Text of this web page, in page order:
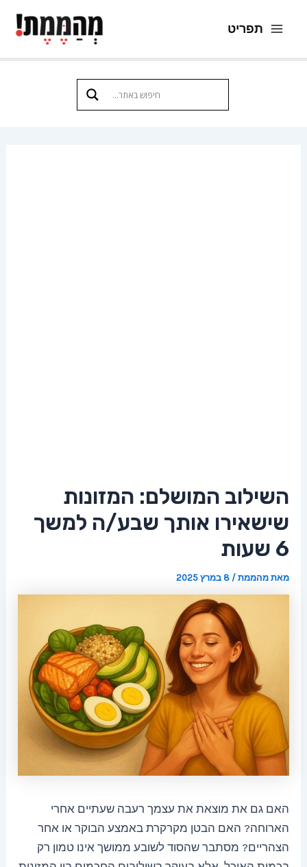
לתוכן
תפריט
השילוב המושלם: המזונות
שישאירו אותך שבע/ה למשך
6 שעות
מאתמהממת/8 במרץ 2025
האם גם את מוצאת את עצמך רעבה שעתיים אחרי
הארוחה? האם הבטן מקרקרת באמצע הבוקר או אחר
הצהריים? מסתבר שהסוד לשובע ממושך אינו טמון רק